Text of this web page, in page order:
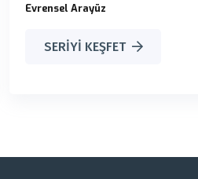
Evrensel Arayüz
SERIYI KEŞFET